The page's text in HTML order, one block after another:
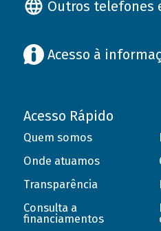
Outros telefones
Acesso à
Acesso Rápido
Quem somos
Onde atuamos
Transparência
Consulta a
financiamentos